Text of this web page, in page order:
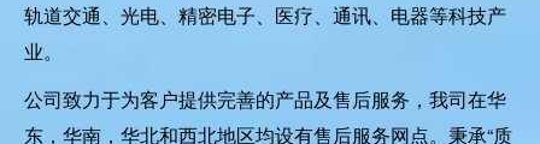
生产和销售模拟可靠性环境试验设备及各类检测仪器的高
新技术企业，生产基地位于广东东莞。主要自行研发生产
各种材料的力学性能/耐候(环境)性能及寿命测试的可靠性
试验机、品质检测设备。客户领域遍及科研、军工、国